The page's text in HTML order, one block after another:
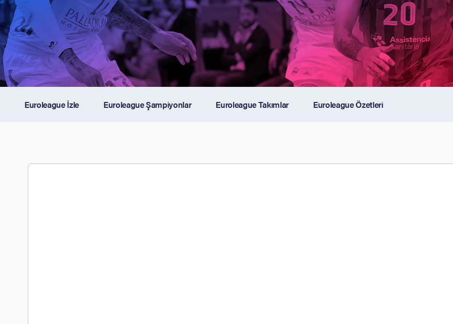
Euroleague İzle Euroleague Şampiyonlar Euroleague Takımlar Euroleague Özetleri